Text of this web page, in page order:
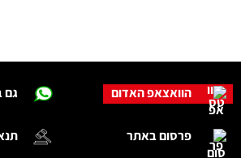
גם הוואצאפ האדום
פרסום באתר